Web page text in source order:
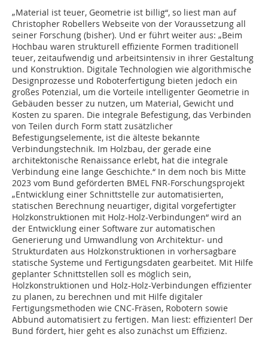
„Material ist teuer, Geometrie ist billig“, so liest man auf
Christopher Robellers Webseite von der Voraussetzung all
seiner Forschung (bisher). Und er führt weiter aus: „Beim
Hochbau waren strukturell effiziente Formen traditionell
teuer, zeitaufwendig und arbeitsintensiv in ihrer Gestaltung
und Konstruktion. Digitale Technologien wie algorithmische
Designprozesse und Roboterfertigung bieten jedoch ein
großes Potenzial, um die Vorteile intelligenter Geometrie in
Gebäuden besser zu nutzen, um Material, Gewicht und
Kosten zu sparen. Die integrale Befestigung, das Verbinden
von Teilen durch Form statt zusätzlicher
Befestigungselemente, ist die älteste bekannte
Verbindungstechnik. Im Holzbau, der gerade eine
architektonische Renaissance erlebt, hat die integrale
Verbindung eine lange Geschichte.“ In dem noch bis Mitte
2023 vom Bund geförderten BMEL FNR-Forschungsprojekt
„Entwicklung einer Schnittstelle zur automatisierten,
statischen Berechnung neuartiger, digital vorgefertigter
Holzkonstruktionen mit Holz-Holz-Verbindungen“ wird an
der Entwicklung einer Software zur automatischen
Generierung und Umwandlung von Architektur- und
Strukturdaten aus Holzkonstruktionen in vorhersagbare
statische Systeme und Fertigungsdaten gearbeitet. Mit Hilfe
geplanter Schnittstellen soll es möglich sein,
Holzkonstruktionen und Holz-Holz-Verbindungen effizienter
zu planen, zu berechnen und mit Hilfe digitaler
Fertigungsmethoden wie CNC-Fräsen, Robotern sowie
Abbund automatisiert zu fertigen. Man liest: effizienter! Der
Bund fördert, hier geht es also zunächst um Effizienz.